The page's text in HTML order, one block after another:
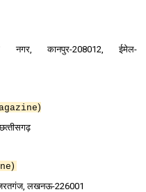
नगर, कानपुर-208012, ईमेल-
)
)
हजरतगंज, लखनऊ-226001